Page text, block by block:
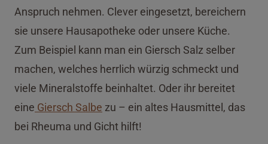
Anspruch nehmen. Clever eingesetzt, bereichern
sie unsere Hausapotheke oder unsere Küche.
Zum Beispiel kann man ein Giersch Salz selber
machen, welches herrlich würzig schmeckt und
viele Mineralstoffe beinhaltet. Oder ihr bereitet
eine Giersch Salbe zu – ein altes Hausmittel, das
bei Rheuma und Gicht hilft!